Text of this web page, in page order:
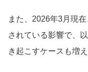
また、2026年3月現
されている影響で、
き起こすケースも増え